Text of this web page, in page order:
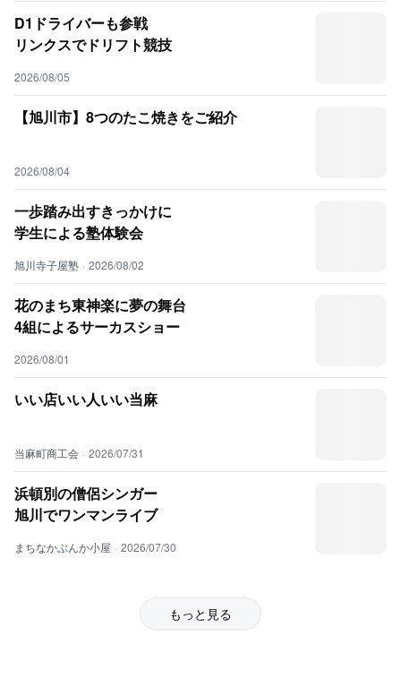
D1ドライバーも参戦
リンクスでドリフト競技
2026/08/05
【旭川市】8つのたこ焼きをご紹介
2026/08/04
一歩踏み出すきっかけに
学生による塾体験会
旭川寺子屋塾 · 2026/08/02
花のまち東神楽に夢の舞台
4組によるサーカスショー
2026/08/01
いい店いい人いい当麻
当麻町商工会 · 2026/07/31
浜頓別の僧侶シンガー
旭川でワンマンライブ
まちなかぶんか小屋 · 2026/07/30
もっと見る